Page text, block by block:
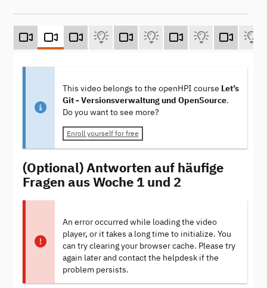
This video belongs to the openHPI course Let’s
Git - Versionsverwaltung und OpenSource.
Do you want to see more?
Enroll yourself for free
(Optional) Antworten auf häufige
Fragen aus Woche 1 und 2
An error occurred while loading the video
player, or it takes a long time to initialize. You
can try clearing your browser cache. Please try
again later and contact the helpdesk if the
problem persists.